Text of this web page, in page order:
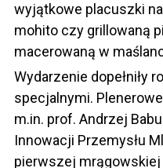
wyjątkowe placuszki
mohito czy grillowaną
macerowaną w
Wydarzenie dopełniły
specjalnymi.
m.in. prof. Andrzej
Innowacji Przemysłu
pierwszej mrągowskiej